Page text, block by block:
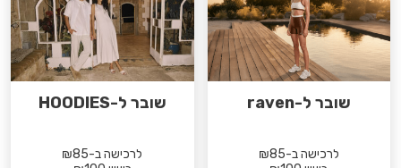
שובר ל-raven
לרכישה ב-₪85
שובר ל-HOODIES
לרכישה ב-₪85